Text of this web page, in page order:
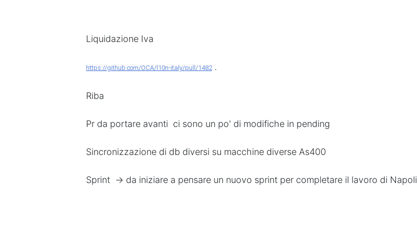
Liquidazione Iva
https://github.com/OCA/l10n-italy/pull/1482.
Riba
Pr da portare avanti ci sono un po' di modifiche in pending
Sincronizzazione di db diversi su macchine diverse As400
Sprint -> da iniziare a pensare un nuovo sprint per completare il lavoro di Napoli